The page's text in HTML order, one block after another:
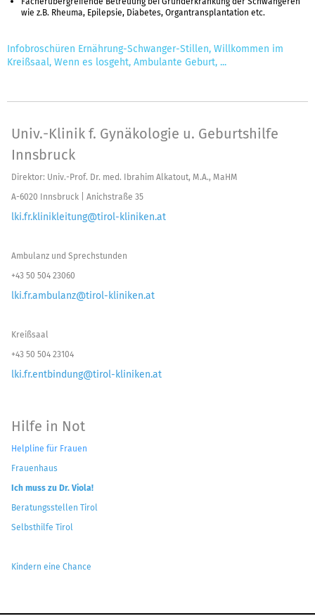
wie z.B. Rheuma, Epilepsie, Diabetes, Organtransplantation etc.
Infobroschüren Ernährung-Schwanger-Stillen, Willkommen im
Kreißsaal, Wenn es losgeht, Ambulante Geburt, ...
Univ.-Klinik f. Gynäkologie u. Geburtshilfe
Innsbruck
Direktor: Univ.-Prof. Dr. med. Ibrahim Alkatout, M.A., MaHM
A-6020 Innsbruck | Anichstraße 35
lki.fr.klinikleitung@tirol-kliniken.at
Ambulanz und Sprechstunden
+43 50 504 23060
lki.fr.ambulanz@tirol-kliniken.at
Kreißsaal
+43 50 504 23104
lki.fr.entbindung@tirol-kliniken.at
Hilfe in Not
Helpline für Frauen
Frauenhaus
Ich muss zu Dr. Viola!
Beratungsstellen Tirol
Selbsthilfe Tirol
Kindern eine Chance